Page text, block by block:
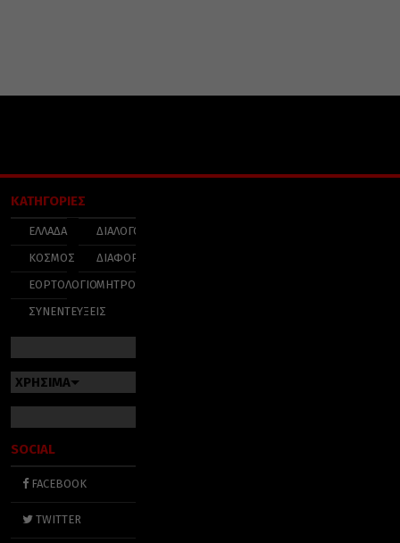
ΚΑΤΗΓΟΡΙΕΣ
ΕΛΛΑΔΑ
ΚΟΣΜΟΣ
ΕΟΡΤΟΛΟΓΙΟ
ΣΥΝΕΝΤΕΥΞΕΙΣ
ΔΙΑΛΟΓΟΣ
ΔΙΑΦΟΡΑ
ΜΗΤΡΟΠΟΛΕΙΣ
ΧΡΗΣΙΜΑ
SOCIAL
FACEBOOK
TWITTER